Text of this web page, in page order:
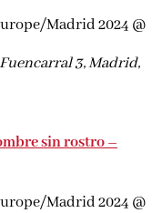
Madrid 2024 @
Fuencarral 3, Madrid,
sin rostro –
Madrid 2024 @